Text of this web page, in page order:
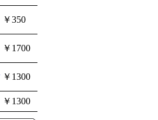
￥350
￥1700
￥1300
￥1300